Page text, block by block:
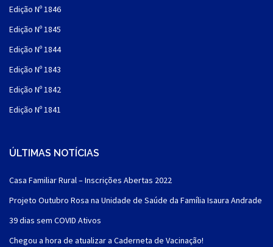
Edição Nº 1846
Edição Nº 1845
Edição Nº 1844
Edição Nº 1843
Edição Nº 1842
Edição Nº 1841
ÚLTIMAS NOTÍCIAS
Casa Familiar Rural – Inscrições Abertas 2022
Projeto Outubro Rosa na Unidade de Saúde da Família Isaura Andrade
39 dias sem COVID Ativos
Chegou a hora de atualizar a Caderneta de Vacinação!